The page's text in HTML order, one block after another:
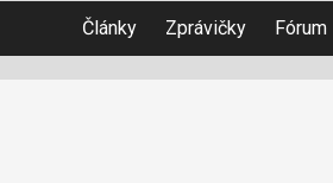
Články Zprávičky Fórum